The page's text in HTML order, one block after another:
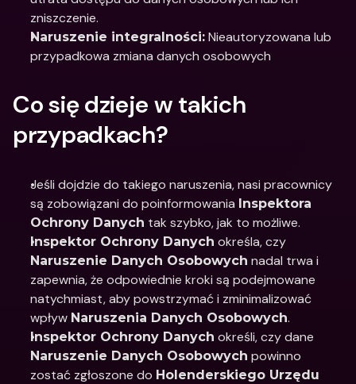
zniszczenie.
Naruszenie integralności: Nieautoryzowana lub
przypadkowa zmiana danych osobowych
Co się dzieje w takich
przypadkach?
Jeśli dojdzie do takiego naruszenia, nasi pracownicy
są zobowiązani do poinformowania Inspektora
Ochrony Danych tak szybko, jak to możliwe.
Inspektor Ochrony Danych
Naruszenie Danych Osobowych nadal trwa i
zapewnia, że odpowiednie kroki są podejmowane
natychmiast, aby powstrzymać i zminimalizować
wpływ Naruszenia Danych Osobowych.
Inspektor Ochrony Danych
Naruszenie Danych Osobowych powinno
zostać zgłoszone do Holenderskiego Urzędu